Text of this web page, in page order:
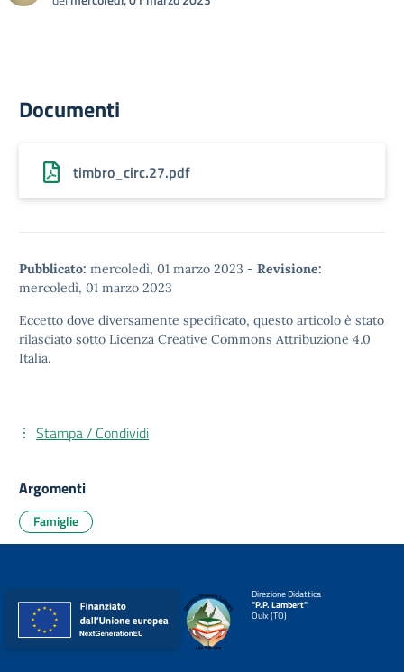
Documenti
timbro_circ.27.pdf
Pubblicato: mercoledì, 01 marzo 2023 - Revisione:
mercoledì, 01 marzo 2023
Eccetto dove diversamente specificato, questo articolo è stato
rilasciato sotto Licenza Creative Commons Attribuzione 4.0
Italia.
Stampa / Condividi
Argomenti
Famiglie
Direzione Didattica
"P.P. Lambert"
Oulx (TO)